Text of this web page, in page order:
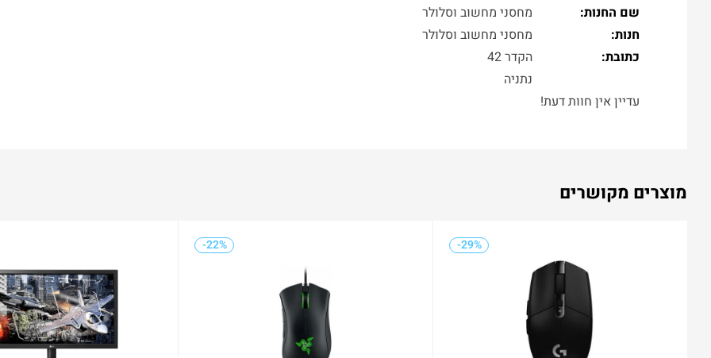
שם החנות:
מחסני מחשוב וסלולר
חנות:
מחסני מחשוב וסלולר
כתובת:
הקדר 42
נתניה
עדיין אין חוות דעת!
מוצרים מקושרים
-29%
-22%